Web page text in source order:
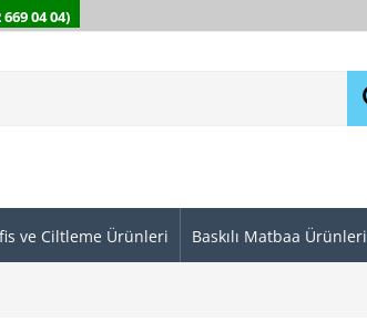
04 04)
ve Ciltleme Ürünleri Baskılı Matbaa Ürünleri